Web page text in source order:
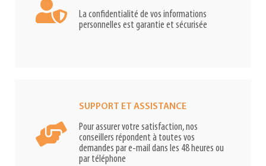
La confidentialité de vos informations
personnelles est garantie et sécurisée
SUPPORT ET ASSISTANCE
Pour assurer votre satisfaction, nos
conseillers répondent à toutes vos
demandes par e-mail dans les 48 heures ou
par téléphone